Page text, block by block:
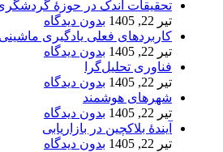
تحقیقات اندک در حوزۀ
تیر 22, 1405
بدون دیدگاه
کاربردهای فعلی یادگیری ماشینی
تیر 22, 1405
بدون دیدگاه
فناوری تحلیل‌گرا
تیر 22, 1405
بدون دیدگاه
شهرهای هوشمند
تیر 22, 1405
بدون دیدگاه
آیندۀ بلاکچین در بازاریابی
تیر 22, 1405
بدون دیدگاه